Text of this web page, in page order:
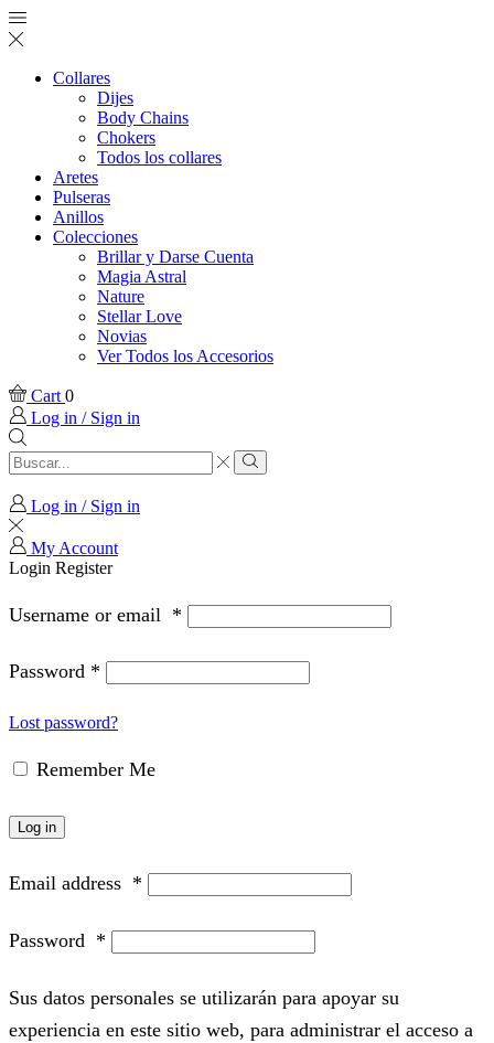
Collares
Dijes
Body Chains
Chokers
Todos los collares
Aretes
Pulseras
Anillos
Colecciones
Brillar y Darse Cuenta
Magia Astral
Nature
Stellar Love
Novias
Ver Todos los Accesorios
Cart 0
Log in / Sign in
Search
input
Search
Log in / Sign in
My Account
Login Register
Username or email *
Password *
Lost password?
Remember Me
Log in
Email address *
Password *
Sus datos personales se utilizarán para apoyar su
experiencia en este sitio web, para administrar el acceso a